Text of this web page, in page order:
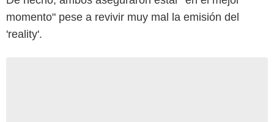
momento" pese a revivir muy mal la emisión del
'reality'.